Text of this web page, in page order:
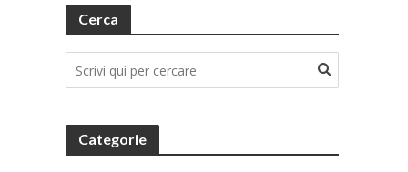
Cerca
Categorie